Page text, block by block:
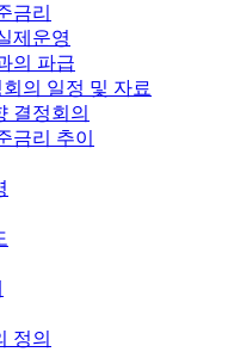
금리
제운영
의 파급
의 일정 및 자료
결정회의
금리 추이
정의